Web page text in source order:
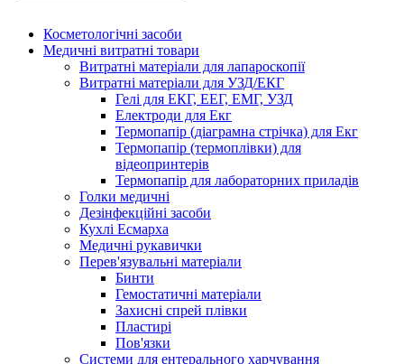
Косметологічні засоби
Медичні витратні товари
Витратні матеріали для лапароскопії
Витратні матеріали для УЗД/ЕКГ
Гелі для ЕКГ, ЕЕГ, ЕМГ, УЗД
Електроди для Екг
Термопапір (діаграмна стрічка) для Екг
Термопапір (термоплівки) для
відеопринтерів
Термопапір для лабораторних приладів
Голки медичні
Дезінфекційні засоби
Кухлі Есмарха
Медичні рукавички
Перев'язувальні матеріали
Бинти
Гемостатичні матеріали
Захисні спрей плівки
Пластирі
Пов'язки
Системи для ентерального харчування